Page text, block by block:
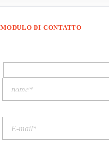
MODULO DI CONTATTO